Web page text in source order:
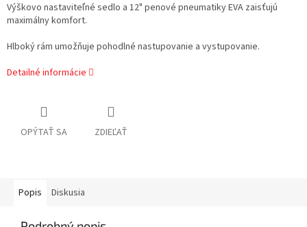
Výškovo nastaviteľné sedlo a 12" penové pneumatiky EVA zaisťujú
maximálny komfort.
Hlboký rám umožňuje pohodlné nastupovanie a vystupovanie.
Detailné informácie
OPÝTAŤ SA ZDIEĽAŤ
Popis Diskusia